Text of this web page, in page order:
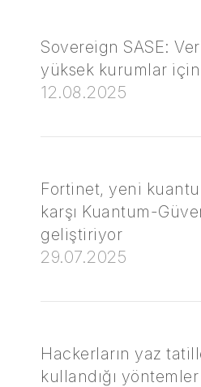
Sovereign SASE:
yüksek kurumlar
12.08.2025
Fortinet, yeni
karşı Kuantum-
geliştiriyor
29.07.2025
Hackerların yaz
kullandığı yöntemler